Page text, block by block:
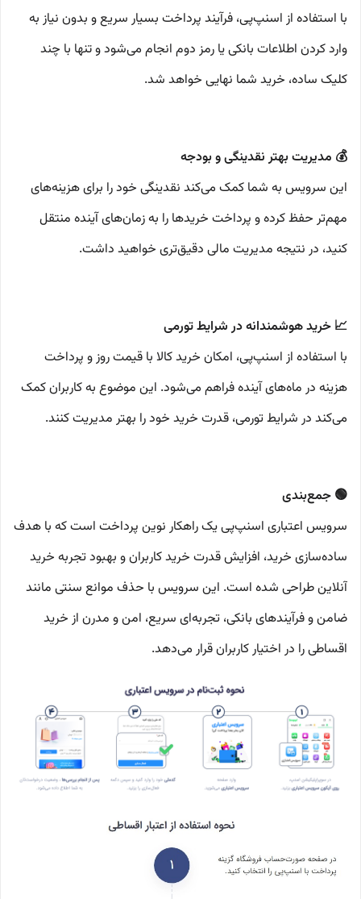
با استفاده از اسنپ‌پی، فرآیند پرداخت بسیار سریع و بدون نیاز به
وارد کردن اطلاعات بانکی یا رمز دوم انجام می‌شود و تنها با چند
کلیک ساده، خرید شما نهایی خواهد شد.
💰 مدیریت بهتر نقدینگی و بودجه
این سرویس به شما کمک می‌کند نقدینگی خود را برای هزینه‌های
مهم‌تر حفظ کرده و پرداخت خریدها را به زمان‌های آینده منتقل
کنید، در نتیجه مدیریت مالی دقیق‌تری خواهید داشت.
📈 خرید هوشمندانه در شرایط تورمی
با استفاده از اسنپ‌پی، امکان خرید کالا با قیمت روز و پرداخت
هزینه در ماه‌های آینده فراهم می‌شود. این موضوع به کاربران کمک
می‌کند در شرایط تورمی، قدرت خرید خود را بهتر مدیریت کنند.
🟢 جمع‌بندی
سرویس اعتباری اسنپ‌پی یک راهکار نوین پرداخت است که با هدف
ساده‌سازی خرید، افزایش قدرت خرید کاربران و بهبود تجربه خرید
آنلاین طراحی شده است. این سرویس با حذف موانع سنتی مانند
ضامن و فرآیندهای بانکی، تجربه‌ای سریع، امن و مدرن از خرید
اقساطی را در اختیار کاربران قرار می‌دهد.